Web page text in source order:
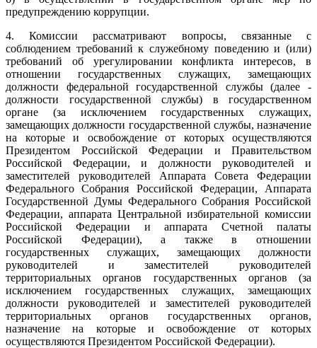
предупреждению коррупции.
4. Комиссии рассматривают вопросы, связанные с
соблюдением требований к служебному поведению и (или)
требований об урегулировании конфликта интересов, в
отношении государственных служащих, замещающих
должности федеральной государственной службы (далее -
должности государственной службы) в государственном
органе (за исключением государственных служащих,
замещающих должности государственной службы, назначение
на которые и освобождение от которых осуществляются
Президентом Российской Федерации и Правительством
Российской Федерации, и должности руководителей и
заместителей руководителей Аппарата Совета Федерации
Федерального Собрания Российской Федерации, Аппарата
Государственной Думы Федерального Собрания Российской
Федерации, аппарата Центральной избирательной комиссии
Российской Федерации и аппарата Счетной палаты
Российской Федерации), а также в отношении
государственных служащих, замещающих должности
руководителей и заместителей руководителей
территориальных органов государственных органов (за
исключением государственных служащих, замещающих
должности руководителей и заместителей руководителей
территориальных органов государственных органов,
назначение на которые и освобождение от которых
осуществляются Президентом Российской Федерации).